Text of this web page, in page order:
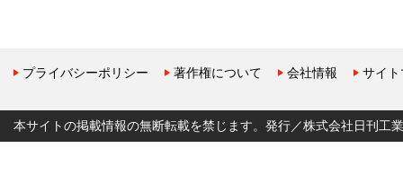
プライバシーポリシー 著作権について 会社情報 サイ
本サイトの掲載情報の無断転載を禁じます。発行／株式会社日刊